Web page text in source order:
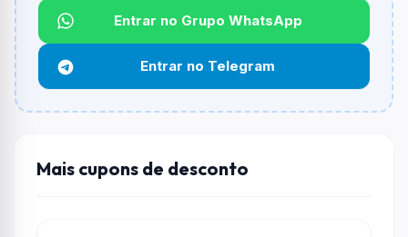
Funciona em qualquer produto?
Não necessariamente. Depende de itens participantes
e alguns vendedores ou produtos especificos podem
não aceitar cupons.
Entrar no Grupo WhatsApp
Entrar no Telegram
Mais cupons de desconto